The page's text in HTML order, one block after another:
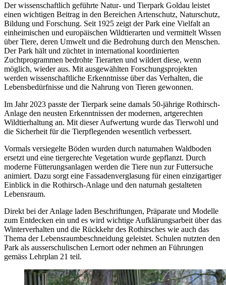
Der wissenschaftlich geführte Natur- und Tierpark Goldau leistet
einen wichtigen Beitrag in den Bereichen Artenschutz, Naturschutz,
Bildung und Forschung. Seit 1925 zeigt der Park eine Vielfalt an
einheimischen und europäischen Wildtierarten und vermittelt Wissen
über Tiere, deren Umwelt und die Bedrohung durch den Menschen.
Der Park hält und züchtet in international koordinierten
Zuchtprogrammen bedrohte Tierarten und wildert diese, wenn
möglich, wieder aus. Mit ausgewählten Forschungsprojekten
werden wissenschaftliche Erkenntnisse über das Verhalten, die
Lebensbedürfnisse und die Nahrung von Tieren gewonnen.
Im Jahr 2023 passte der Tierpark seine damals 50-jährige Rothirsch-
Anlage den neusten Erkenntnissen der modernen, artgerechten
Wildtierhaltung an. Mit dieser Aufwertung wurde das Tierwohl und
die Sicherheit für die Tierpflegenden wesentlich verbessert.
Vormals versiegelte Böden wurden durch naturnahen Waldboden
ersetzt und eine tiergerechte Vegetation wurde gepflanzt. Durch
moderne Fütterungsanlagen werden die Tiere nun zur Futtersuche
animiert. Dazu sorgt eine Fassadenverglasung für einen einzigartiger
Einblick in die Rothirsch-Anlage und den naturnah gestalteten
Lebensraum.
Direkt bei der Anlage laden Beschriftungen, Präparate und Modelle
zum Entdecken ein und es wird wichtige Aufklärungsarbeit über das
Winterverhalten und die Rückkehr des Rothirsches wie auch das
Thema der Lebensraumbeschneidung geleistet. Schulen nutzten den
Park als ausserschulischen Lernort oder nehmen an Führungen
gemäss Lehrplan 21 teil.